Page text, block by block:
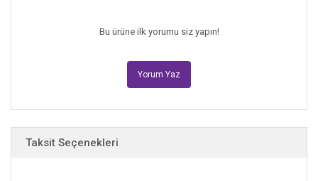
Bu ürüne ilk yorumu siz yapın!
Yorum Yaz
Taksit Seçenekleri